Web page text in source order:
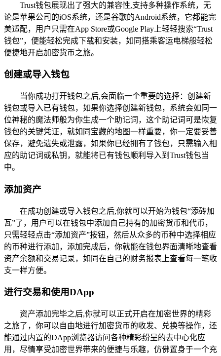
Trust钱包展现出了强大的兼容性,支持多种操作系统，无
论是苹果公司的iOS系统，还是谷歌的Android系统，它都能完
美适配，用户只需在App Store或Google Play上轻轻搜索“Trust
钱包”，便能轻松完成下载和安装，如同搭乘客运电梯般轻松
便捷地开启加密货币之旅。
创建或导入钱包
当你成功打开钱包之后,会面临一个重要的选择：创建新
钱包或导入已有钱包，如果你选择创建新钱包，系统会如同一
位神秘的魔法师般为你生成一个助记词，这个助记词可是恢复
钱包的关键凭证，就如同宝藏的地图一样重要，你一定要妥善
保存，避免遗失或泄露，如果你已经拥有了钱包，只需输入相
应的助记词或私钥，就能将已有钱包顺利导入到Trust钱包当
中。
添加资产
在成功创建或导入钱包之后,你就可以开始为钱包“添砖加
瓦”了，用户可以在钱包中添加自己持有的加密货币和代币，
只需轻轻点击“添加资产”按钮，然后从众多的币种中选择相应
的币种进行添加，添加完成后，你就能在钱包界面清晰地查看
资产余额和交易记录，如同在自己的财务报表上查看每一笔收
支一样方便。
进行交易和使用DApp
资产添加完毕之后,你就可以正式开启在加密世界的精彩
之旅了，你可以自由地进行加密货币的收发、兑换等操作，还
能通过内置的DApp浏览器访问各种精彩纷呈的去中心化应
用，尽情享受加密世界带来的便捷与乐趣，仿佛置身于一个充